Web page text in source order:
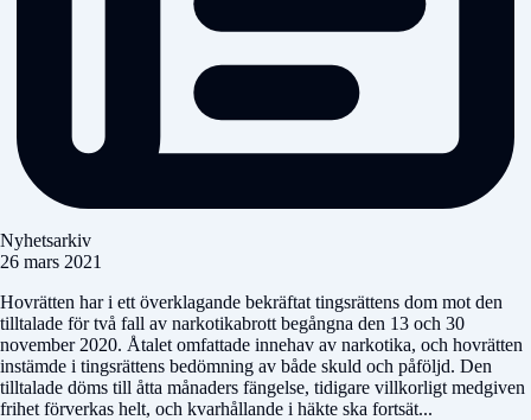
Nyhetsarkiv
26 mars 2021
Hovrätten har i ett överklagande bekräftat tingsrättens dom mot den
tilltalade för två fall av narkotikabrott begångna den 13 och 30
november 2020. Åtalet omfattade innehav av narkotika, och hovrätten
instämde i tingsrättens bedömning av både skuld och påföljd. Den
tilltalade döms till åtta månaders fängelse, tidigare villkorligt medgiven
frihet förverkas helt, och kvarhållande i häkte ska fortsät...